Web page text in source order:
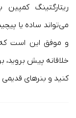
ریتارگتینگ
می‌تواند ساده یا
و موفق این است
خلاقانه پیش
کنید و بنرهای